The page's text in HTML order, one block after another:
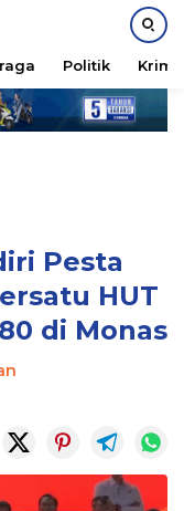
Politik
Pesta
HUT
di Monas